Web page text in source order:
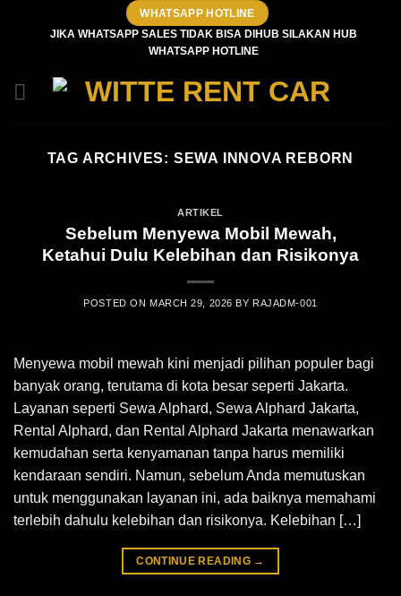
WHATSAPP HOTLINE
JIKA WHATSAPP SALES TIDAK BISA DIHUB SILAKAN HUB
WHATSAPP HOTLINE
TAG ARCHIVES: SEWA INNOVA REBORN
ARTIKEL
Sebelum Menyewa Mobil Mewah,
Ketahui Dulu Kelebihan dan Risikonya
POSTED ON MARCH 29, 2026 BY RAJADM-001
Menyewa mobil mewah kini menjadi pilihan populer bagi
banyak orang, terutama di kota besar seperti Jakarta.
Layanan seperti Sewa Alphard, Sewa Alphard Jakarta,
Rental Alphard, dan Rental Alphard Jakarta menawarkan
kemudahan serta kenyamanan tanpa harus memiliki
kendaraan sendiri. Namun, sebelum Anda memutuskan
untuk menggunakan layanan ini, ada baiknya memahami
terlebih dahulu kelebihan dan risikonya. Kelebihan […]
CONTINUE READING →